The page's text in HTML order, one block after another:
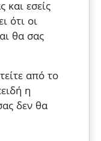
και εσείς
ότι οι
θα σας
από το
η
δεν θα